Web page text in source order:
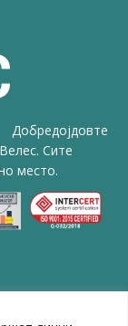
Добредојдовте
Сите
место.